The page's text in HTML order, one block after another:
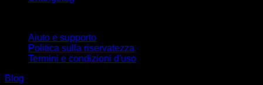
Aiuto e supporto
Politica sulla riservatezza
Termini e condizioni d'uso
Blog